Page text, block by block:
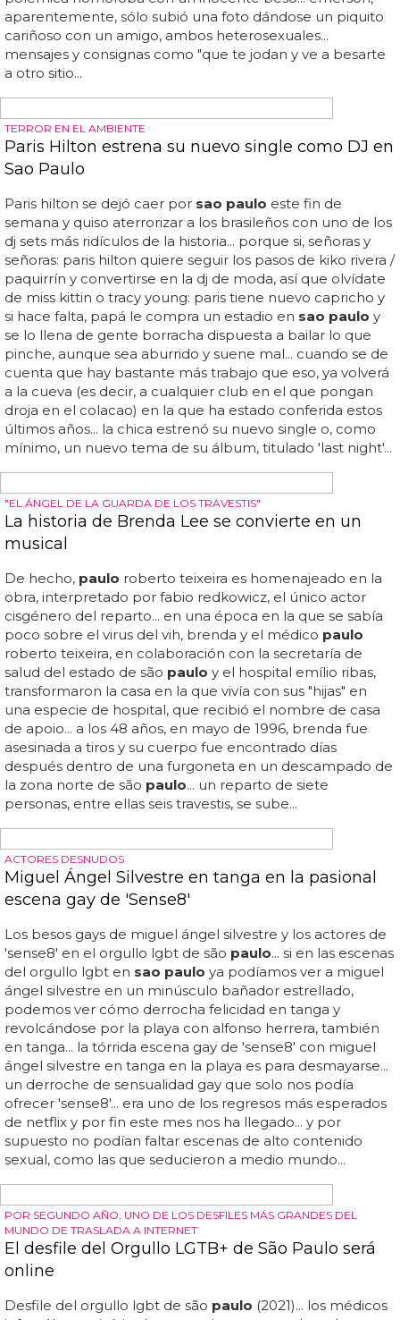
recientemente objeto de violentas amenazas, lo que
indica una peligrosa reacción en respuesta a las
elecciones... dijo: "por cada paso que damos para avanzar,
hay un intento sistemático de eliminarnos... entre el 1 de
mandato del presidente ultraderechista jair bolsonaro,
convirtiéndolo en el país más mortífero del mundo para
el colectivo trans... milton leite, presidente del
ayuntamiento de são
personas...
Homofobia en Brasil ante la foto de un futbolista
besando a un amigo
", mientras le vemos con su mejor amigo en el que
considera el mejor restaurante desao paulo... emerson
sheik es un futbolista que juega en el corinthians desao
paulo, y las instalaciones de su equipo fueron asaltadas
recientemente a raíz de la foto que ves en esta entrada...
atención a las declaraciones de uno de los protestantes:
"no es homofobia, sólo es que no lo queremos aquí"...
homofobia en brasil ante la foto de un futbolista besando
a un amigo: la estrella del balón emerson sheik desata la
polémica homófoba con un inocente beso... emerson,
aparentemente, sólo subió una foto dándose un piquito
cariñoso con un amigo, ambos heterosexuales...
mensajes y consignas como "que te jodan y ve a besarte
a otro sitio...
TERROR EN EL AMBIENTE
Paris Hilton estrena su nuevo single como DJ en
Sao Paulo
Paris hilton se dejó caer porsao pauloeste fin de
señoras: paris hilton quiere seguir los pasos de kiko rivera /
paquirrín y convertirse en la dj de moda, así que olvídate
de miss kittin o tracy young: paris tiene nuevo capricho y
si hace falta, papá le compra un estadio en
pinche, aunque sea aburrido y suene mal... cuando se de